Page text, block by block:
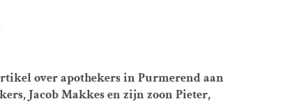
over apothekers in Purmerend aan
Jacob Makkes en zijn zoon Pieter,